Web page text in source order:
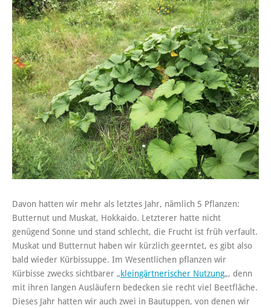
Davon hatten wir mehr als letztes Jahr, nämlich 5 Pflanzen:
Butternut und Muskat, Hokkaido. Letzterer hatte nicht
genügend Sonne und stand schlecht, die Frucht ist früh verfault.
Muskat und Butternut haben wir kürzlich geerntet, es gibt also
bald wieder Kürbissuppe. Im Wesentlichen pflanzen wir
Kürbisse zwecks sichtbarer „kleingärtnerischer Nutzung„, denn
mit ihren langen Ausläufern bedecken sie recht viel Beetfläche.
Dieses Jahr hatten wir auch zwei in Bautuppen, von denen wir